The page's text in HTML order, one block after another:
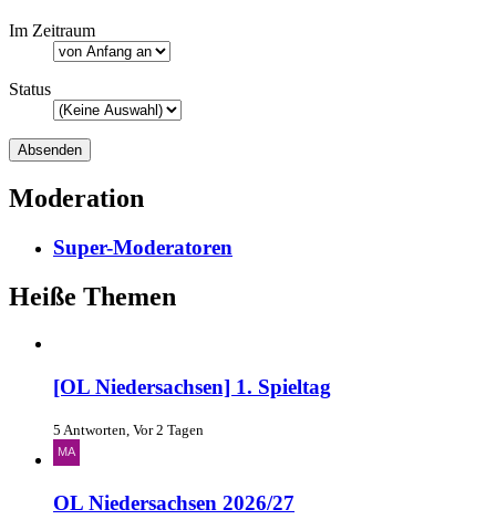
Im Zeitraum
Status
Moderation
Super-Moderatoren
Heiße Themen
[OL Niedersachsen] 1. Spieltag
5 Antworten, Vor 2 Tagen
OL Niedersachsen 2026/27